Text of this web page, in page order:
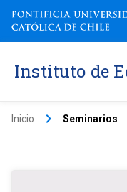
Instituto de
Inicio keyboard_arrow_right Seminarios